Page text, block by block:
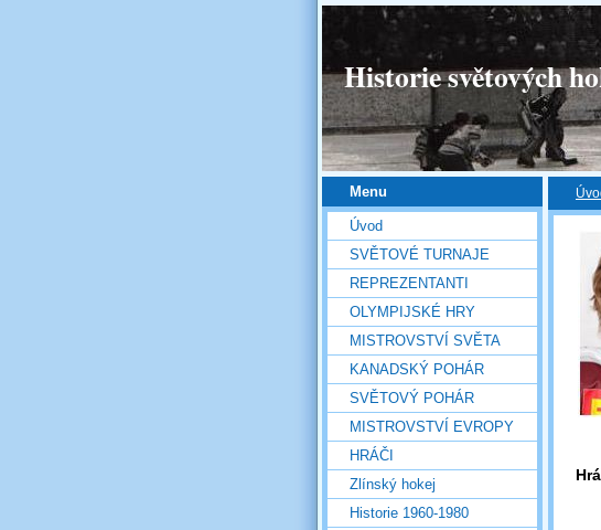
Historie světových
Menu
Úvod
SVĚTOVÉ TURNAJE
REPREZENTANTI
OLYMPIJSKÉ HRY
MISTROVSTVÍ SVĚTA
KANADSKÝ POHÁR
SVĚTOVÝ POHÁR
MISTROVSTVÍ EVROPY
HRÁČI
Zlínský hokej
Historie 1960-1980